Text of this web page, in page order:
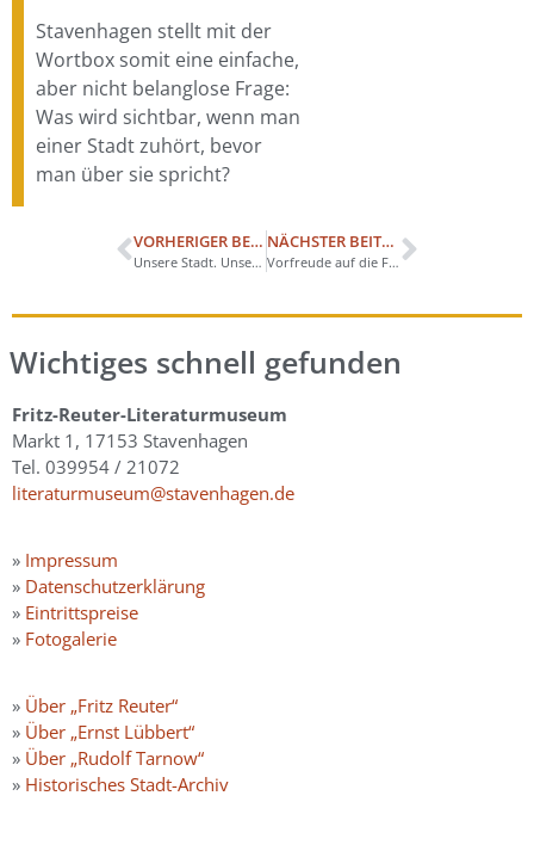
Stavenhagen stellt mit der
Wortbox somit eine einfache,
aber nicht belanglose Frage:
Was wird sichtbar, wenn man
einer Stadt zuhört, bevor
man über sie spricht?
VORHERIGER BEITRAG
Unsere Stadt. Unser Fest. Unsere Pracht.
NÄCHSTER BEITRAG
Vorfreude auf die Fritz-Reuter-Festspiele steigt: Kostüme für „Ut de Franzosentid Teil 2“ in Babelsberg abgeholt
Wichtiges schnell gefunden
Fritz-Reuter-Literaturmuseum
Markt 1, 17153 Stavenhagen
Tel. 039954 / 21072
literaturmuseum@stavenhagen.de
» Impressum
» Datenschutzerklärung
» Eintrittspreise
» Fotogalerie
» Über „Fritz Reuter“
» Über „Ernst Lübbert“
» Über „Rudolf Tarnow“
» Historisches Stadt-Archiv